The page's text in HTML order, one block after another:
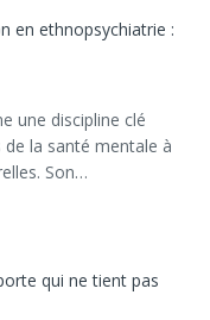
en ethnopsychiatrie :
une discipline clé
la santé mentale à
Son…
qui ne tient pas